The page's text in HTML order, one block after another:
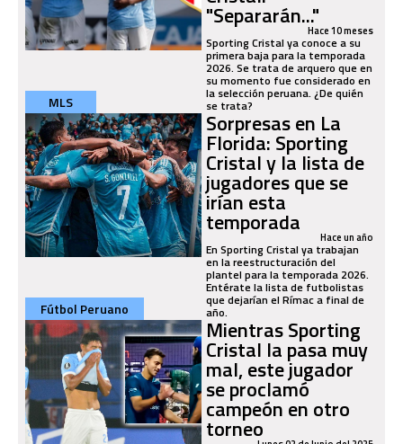
"Separarán..."Hace 10 meses
Sporting Cristal ya conoce a su
primera baja para la temporada
2026. Se trata de arquero que en
su momento fue considerado en
la selección peruana. ¿De quién
se trata?
MLS
Sorpresas en La
Florida: Sporting
Cristal y la lista de
jugadores que se
irían esta
temporada Hace un año
En Sporting Cristal ya trabajan
en la reestructuración del
plantel para la temporada 2026.
Entérate la lista de futbolistas
que dejarían el Rímac a final de
año.
Fútbol Peruano
Mientras Sporting
Cristal la pasa muy
mal, este jugador
se proclamó
campeón en otro
torneo